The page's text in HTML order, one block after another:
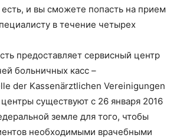
и вы сможете попасть на прием
в течение четырех
предоставляет сервисный центр
больничных касс –
der Kassenärztlichen Vereinigungen
существуют с 26 января 2016
земле для того, чтобы
необходимыми врачебными